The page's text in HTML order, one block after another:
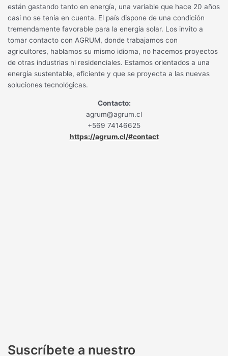
están gastando tanto en energía, una variable que hace 20 años
casi no se tenía en cuenta. El país dispone de una condición
tremendamente favorable para la energía solar. Los invito a
tomar contacto con AGRUM, donde trabajamos con
agricultores, hablamos su mismo idioma, no hacemos proyectos
de otras industrias ni residenciales. Estamos orientados a una
energía sustentable, eficiente y que se proyecta a las nuevas
soluciones tecnológicas.
Contacto:
agrum@agrum.cl
+569 74146625
https://agrum.cl/#contact
Suscríbete a nuestro